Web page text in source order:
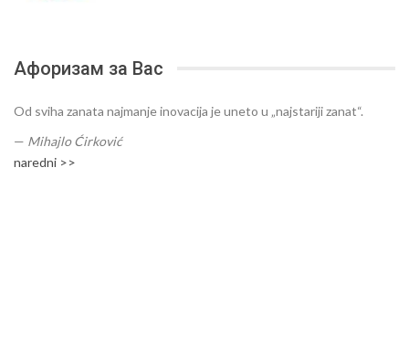
Афоризам за Вас
Od sviha zanata najmanje inovacija je uneto u „najstariji zanat“.
— Mihajlo Ćirković
naredni >>